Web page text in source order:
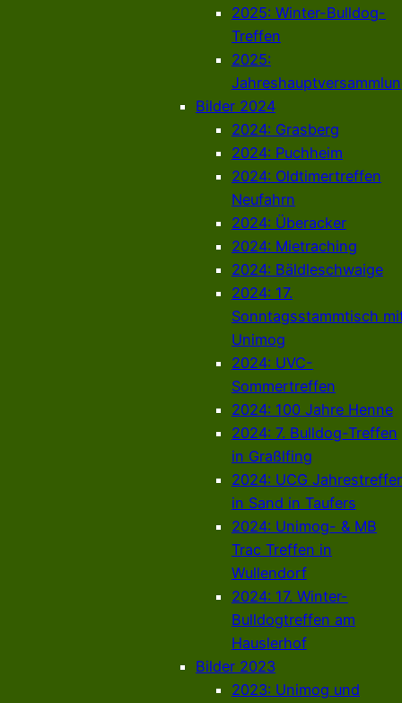
2025: Winter-Bulldog-
Treffen
2025:
Bilder 2024
2024: Grasberg
2024: Puchheim
2024: Oldtimertreffen
Neufahrn
2024: Überacker
2024: Mietraching
2024: Bäldleschwaige
2024: 17.
Sonntagsstammtisch
Unimog
2024: UVC-
Sommertreffen
2024: 100 Jahre Henne
2024: 7. Bulldog-Treffen
in Graßlfing
2024: UCG
in Sand in Taufers
2024: Unimog- & MB
Trac Treffen in
Wullendorf
2024: 17. Winter-
Bulldogtreffen am
Hauslerhof
Bilder 2023
2023: Unimog und